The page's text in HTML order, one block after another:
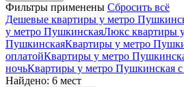
Фильтры применены Сбросить всё
Дешевые квартиры у метро
у метро ПушкинскаяЛюкс квартиры
ПушкинскаяКвартиры у метро
оплатойКвартиры у метро
ночьКвартиры у метро Пушкинская c
Найдено: 6 мест